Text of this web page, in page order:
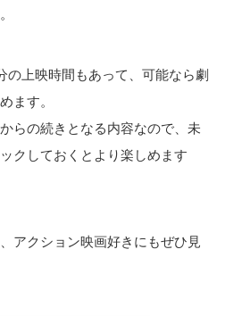
の上映時間もあって、可能なら劇
ます。
らの続きとなる内容なので、未
クしておくとより楽しめます
アクション映画好きにもぜひ見